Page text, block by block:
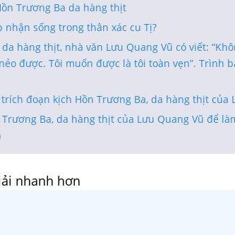
Trương Ba da hàng thịt
nhận sống trong thân xác cu Tị?
hàng thịt, nhà văn Lưu Quang Vũ có viết:
được. Tôi muốn được là tôi toàn vẹn”. Trình
đoạn kịch Hồn Trương Ba, da hàng thịt của
Ba, da hàng thịt của Lưu Quang Vũ để
nhanh hơn